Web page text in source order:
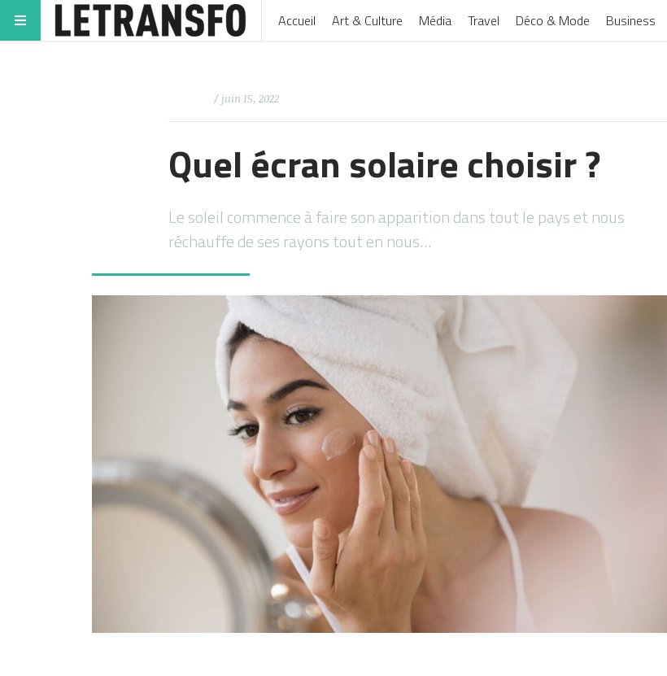
Accueil Art & Culture Média Travel Déco & Mode Business
/ juin 15, 2022
Quel écran solaire choisir ?
Le soleil commence à faire son apparition dans tout le pays et nous
réchauffe de ses rayons tout en nous…